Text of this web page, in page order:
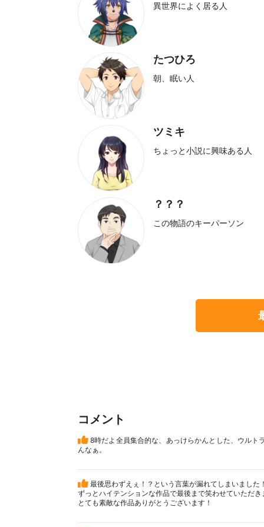
異世界によく居る人
たつひろ
朝、眠い人
ツミキ
ちょっと小説に興味ある人
？？？
この物語のキーパーソン
コメント
8時だよ全員集合的な、あっけらかんとした、ウルト
んなぁ。
最後思わずえぇ！？という言葉が漏れてしまいました！
ずっとハイテンションな作品で最後まで笑わせていただき
とても素敵な作品ありがとうございます！